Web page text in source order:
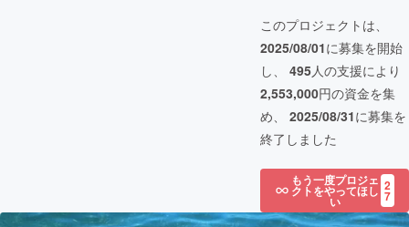
このプロジェクトは、
2025/08/01に募集を開始
し、 495人の支援により
2,553,000円の資金を集
め、 2025/08/31に募集を
終了しました
もう一度プロジェ
クトをやってほし
い
2
7